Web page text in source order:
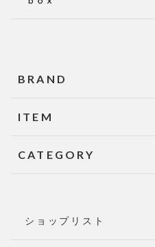
BRAND
ITEM
CATEGORY
ショップリスト